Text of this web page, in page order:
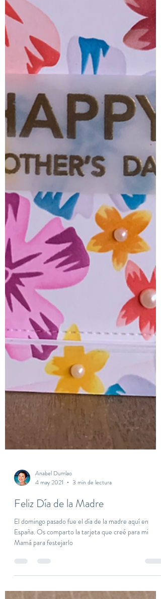
Anabel Dumlao
Feliz Día de la Madre
España. Os comparto la tarjeta que creé para mi
Mamá para festejarlo